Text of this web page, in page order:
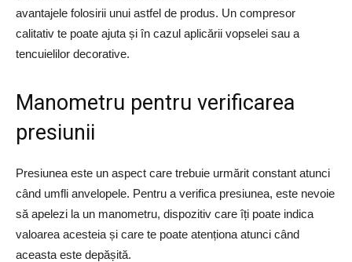
avantajele folosirii unui astfel de produs. Un compresor
calitativ te poate ajuta și în cazul aplicării vopselei sau a
tencuielilor decorative.
Manometru pentru verificarea
presiunii
Presiunea este un aspect care trebuie urmărit constant atunci
când umfli anvelopele. Pentru a verifica presiunea, este nevoie
să apelezi la un manometru, dispozitiv care îți poate indica
valoarea acesteia și care te poate atenționa atunci când
aceasta este depășită.